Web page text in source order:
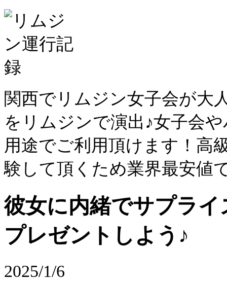
関西でリムジン女子会が大
をリムジンで演出♪女子会
用途でご利用頂けます！高
験して頂くため業界最安値
彼女に内緒でサプラ
プレゼントしよう♪
2025/1/6